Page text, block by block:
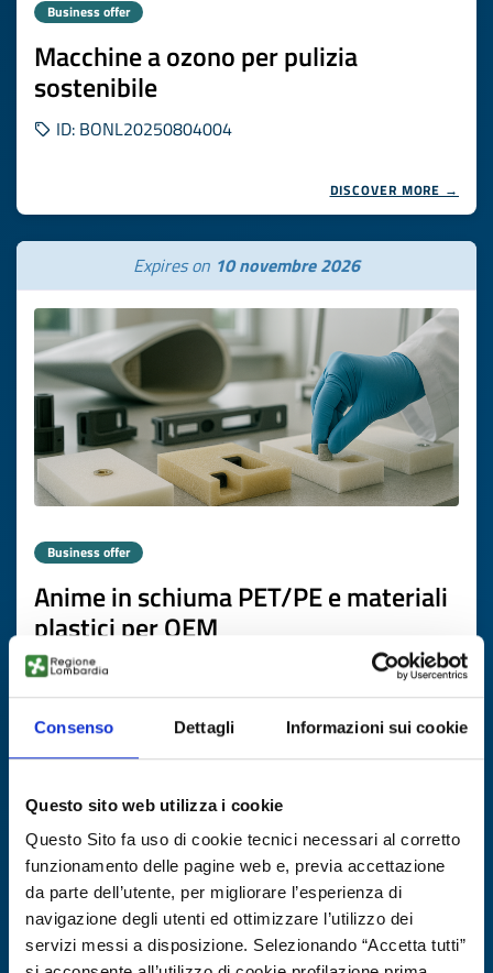
Consenso Dettagli Informazioni sui cookie
Questo sito web utilizza i cookie
Questo Sito fa uso di cookie tecnici necessari al corretto
funzionamento delle pagine web e, previa accettazione
da parte dell’utente, per migliorare l’esperienza di
navigazione degli utenti ed ottimizzare l’utilizzo dei
servizi messi a disposizione. Selezionando “Accetta tutti”
Business offer
Macchine a ozono per pulizia
sostenibile
ID: BONL20250804004
DISCOVER MORE →
Expires on 10 novembre 2026
Business offer
Anime in schiuma PET/PE e materiali
plastici per OEM
dell’eolico/fotovoltaico/accumulo
ID: BOPL20251024010
DISCOVER MORE →
Expires on13 novembre 2026